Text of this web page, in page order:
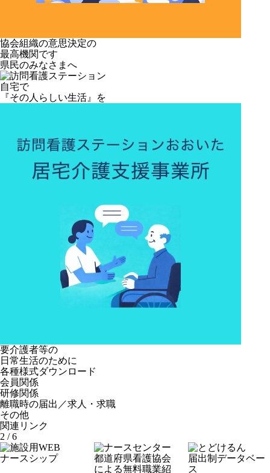
協会組織の意思決定の
最高機関です
県民のみなさまへ
自宅で
『その人らしい生活』を
要介護者等の
日常生活のために
各種様式ダウンロード
会員関係
研修関係
離職時の届出／求人・求職
その他
関連リンク
3 / 6
ナースシップ
都道府県看護協会
による無料職業紹
届出制データベー
ス